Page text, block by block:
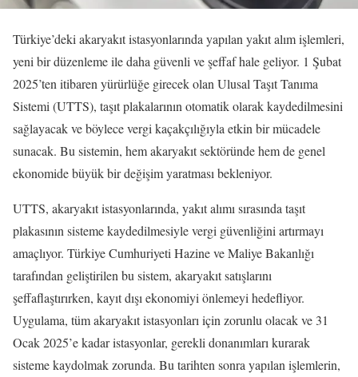
Türkiye’deki akaryakıt istasyonlarında yapılan yakıt alım işlemleri,
yeni bir düzenleme ile daha güvenli ve şeffaf hale geliyor. 1 Şubat
2025’ten itibaren yürürlüğe girecek olan Ulusal Taşıt Tanıma
Sistemi (UTTS), taşıt plakalarının otomatik olarak kaydedilmesini
sağlayacak ve böylece vergi kaçakçılığıyla etkin bir mücadele
sunacak. Bu sistemin, hem akaryakıt sektöründe hem de genel
ekonomide büyük bir değişim yaratması bekleniyor.
UTTS, akaryakıt istasyonlarında, yakıt alımı sırasında taşıt
plakasının sisteme kaydedilmesiyle vergi güvenliğini artırmayı
amaçlıyor. Türkiye Cumhuriyeti Hazine ve Maliye Bakanlığı
tarafından geliştirilen bu sistem, akaryakıt satışlarını
şeffaflaştırırken, kayıt dışı ekonomiyi önlemeyi hedefliyor.
Uygulama, tüm akaryakıt istasyonları için zorunlu olacak ve 31
Ocak 2025’e kadar istasyonlar, gerekli donanımları kurarak
sisteme kaydolmak zorunda. Bu tarihten sonra yapılan işlemlerin,